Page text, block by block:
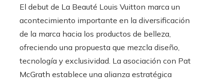
El debut de La Beauté Louis Vuitton marca un
acontecimiento importante en la diversificación
de la marca hacia los productos de belleza,
ofreciendo una propuesta que mezcla diseño,
tecnología y exclusividad. La asociación con Pat
McGrath establece una alianza estratégica